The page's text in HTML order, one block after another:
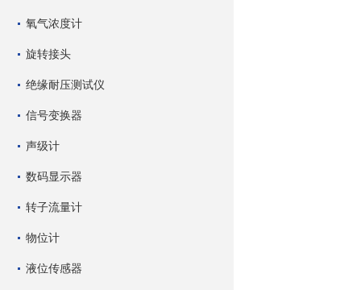
氧气浓度计
旋转接头
绝缘耐压测试仪
信号变换器
声级计
数码显示器
转子流量计
物位计
液位传感器